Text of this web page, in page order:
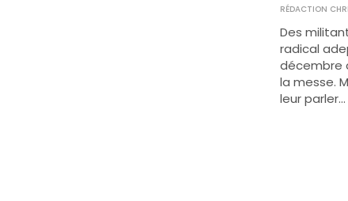
RÉDACTION
Des
radical
décembre
la messe.
leur parler…